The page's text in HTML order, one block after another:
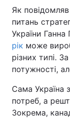
Як
питань
України
рік може
різних типі.
потужності,
Сама Україна
потреб, а
Зокрема,